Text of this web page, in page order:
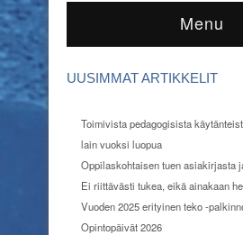
Menu
UUSIMMAT ARTIKKELIT
Toimivista pedagogisista
lain vuoksi luopua
Oppilaskohtaisen tuen asiakirjasta
Ei riittävästi tukea, eikä ainakaan
Vuoden 2025 erityinen teko -
Opintopäivät 2026